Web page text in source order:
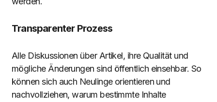
Transparenter Prozess
Alle Diskussionen über Artikel, ihre Qualität und
mögliche Änderungen sind öffentlich einsehbar. So
können sich auch Neulinge orientieren und
nachvollziehen, warum bestimmte Inhalte